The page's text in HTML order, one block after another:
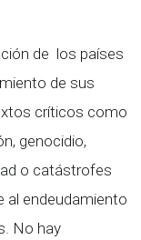
de los países
de sus
críticos como
genocidio,
o catástrofes
al endeudamiento
No hay